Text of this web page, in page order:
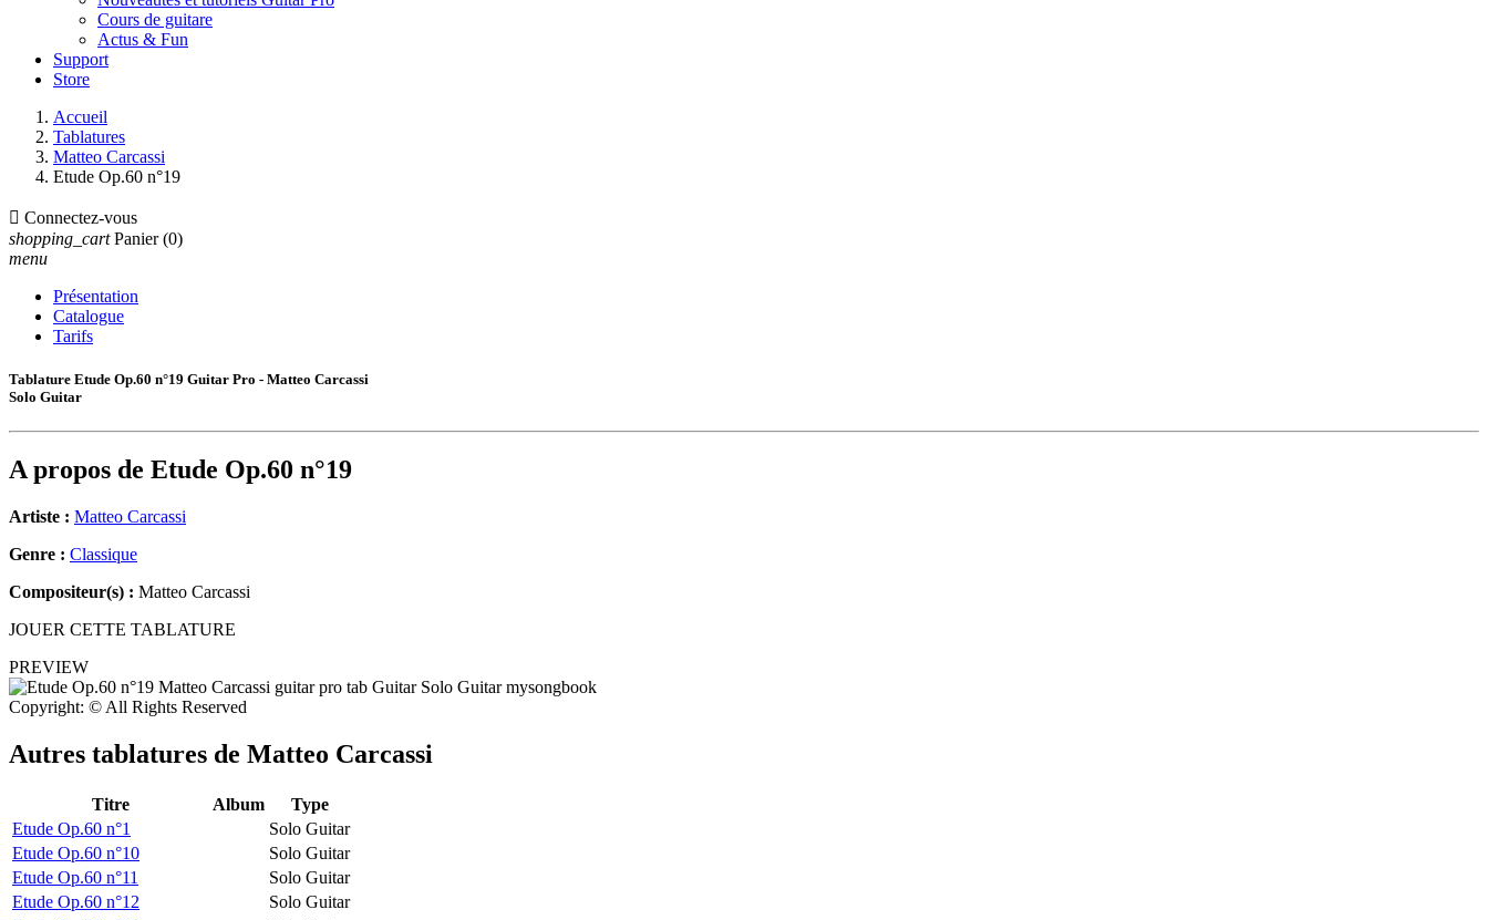
Cours de guitare
Actus & Fun
Support
Store
Accueil
Tablatures
Matteo Carcassi
Etude Op.60 n°19
 Connectez-vous
shopping_cart Panier (0)
menu
Présentation
Catalogue
Tarifs
Tablature Etude Op.60 n°19 Guitar Pro - Matteo Carcassi
Solo Guitar
A propos de Etude Op.60 n°19
Artiste : Matteo Carcassi
Genre : Classique
Compositeur(s) : Matteo Carcassi
JOUER CETTE TABLATURE
PREVIEW
Copyright: © All Rights Reserved
Autres tablatures de Matteo Carcassi
Titre Album
Type
Etude Op.60 n°1
Solo Guitar
Etude Op.60 n°10
Solo Guitar
Etude Op.60 n°11
Solo Guitar
Etude Op.60 n°12
Solo Guitar